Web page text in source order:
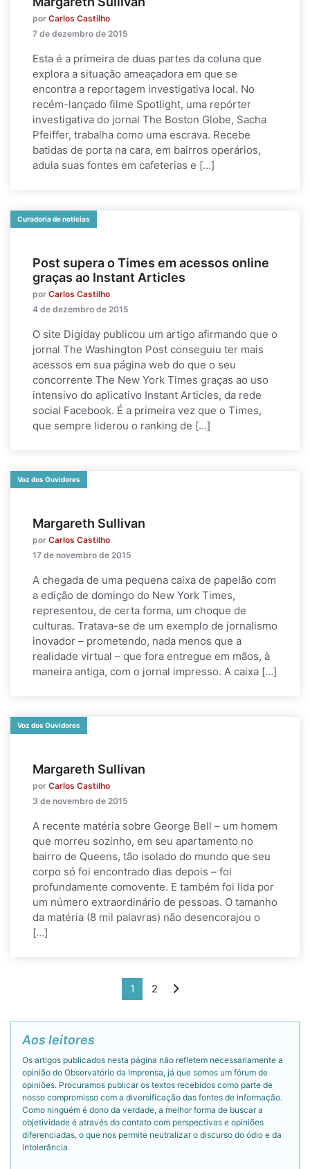
por Carlos Castilho
7 de dezembro de 2015
Esta é a primeira de duas partes da coluna que
explora a situação ameaçadora em que se
encontra a reportagem investigativa local. No
recém-lançado filme Spotlight, uma repórter
investigativa do jornal The Boston Globe, Sacha
Pfeiffer, trabalha como uma escrava. Recebe
batidas de porta na cara, em bairros operários,
adula suas fontes em cafeterias e […]
Curadoria de notícias
Post supera o Times em acessos online
graças ao Instant Articles
por Carlos Castilho
4 de dezembro de 2015
O site Digiday publicou um artigo afirmando que o
jornal The Washington Post conseguiu ter mais
acessos em sua página web do que o seu
concorrente The New York Times graças ao uso
intensivo do aplicativo Instant Articles, da rede
social Facebook. É a primeira vez que o Times,
que sempre liderou o ranking de […]
Voz dos Ouvidores
Margareth Sullivan
por Carlos Castilho
17 de novembro de 2015
A chegada de uma pequena caixa de papelão com
a edição de domingo do New York Times,
representou, de certa forma, um choque de
culturas. Tratava-se de um exemplo de jornalismo
inovador – prometendo, nada menos que a
realidade virtual – que fora entregue em mãos, à
maneira antiga, com o jornal impresso. A caixa […]
Voz dos Ouvidores
Margareth Sullivan
por Carlos Castilho
3 de novembro de 2015
A recente matéria sobre George Bell – um homem
que morreu sozinho, em seu apartamento no
bairro de Queens, tão isolado do mundo que seu
corpo só foi encontrado dias depois – foi
profundamente comovente. E também foi lida por
um número extraordinário de pessoas. O tamanho
da matéria (8 mil palavras) não desencorajou o
[…]
1 2
Aos leitores
Os artigos publicados nesta página não refletem necessariamente a
opinião do Observatório da Imprensa, já que somos um fórum de
opiniões. Procuramos publicar os textos recebidos como parte de
nosso compromisso com a diversificação das fontes de informação.
Como ninguém é dono da verdade, a melhor forma de buscar a
objetividade é através do contato com perspectivas e opiniões
diferenciadas, o que nos permite neutralizar o discurso do ódio e da
intolerância.